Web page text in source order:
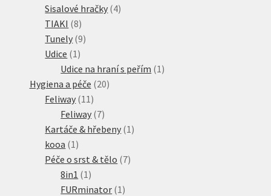
produkty
Sisalové hračky 44
TIAKI 88
produktů
Tunely 99
Udice 1 1
produkt
Udice na hraní s peřím 1 1
Hygiena a péče 2020
Feliway 11 11
produktů
Feliway 77
produktů
Kartáče & hřebeny 1 1
kooa 1 1
produkt
Péče o srst & tělo 77
8in1 1 1
produkt
FURminator 1 1